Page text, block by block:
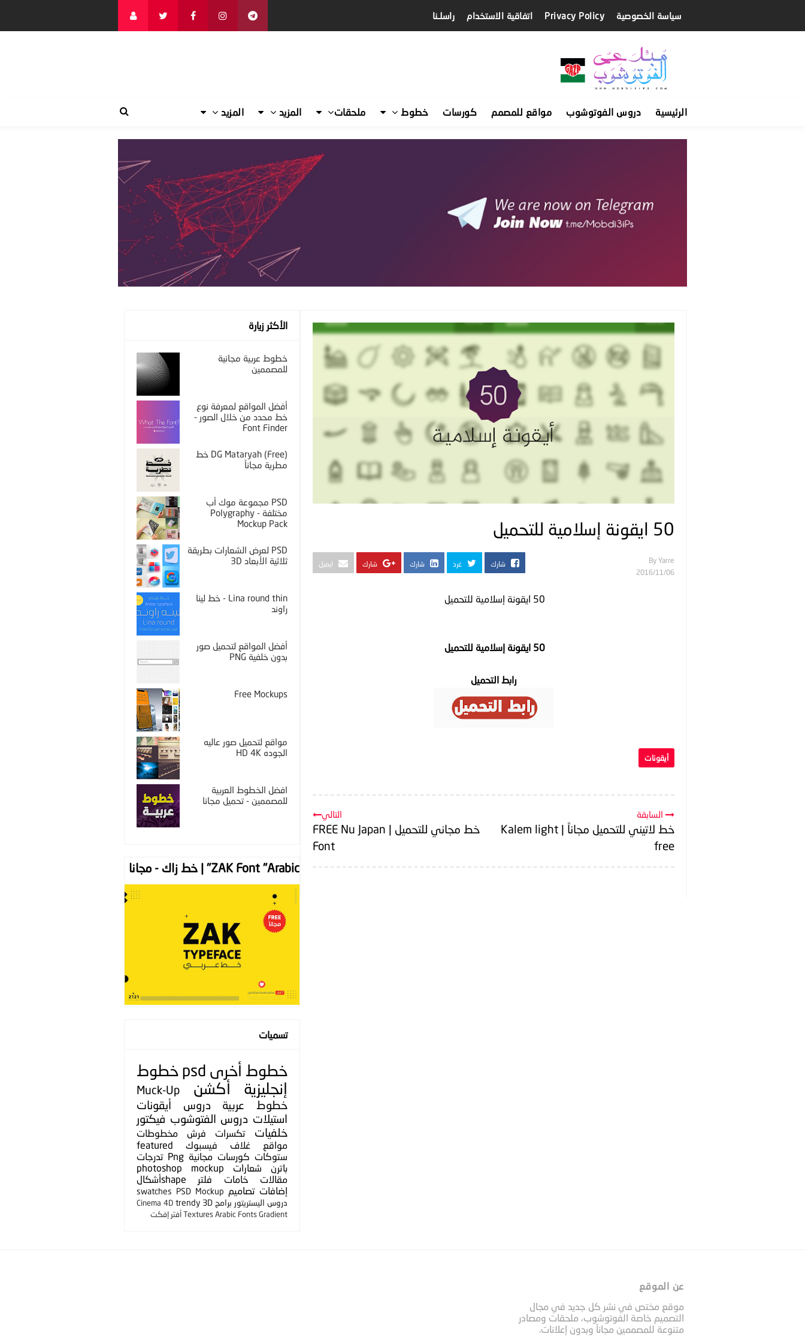
سياسة الخصوصية Privacy Policy اتفاقية الاستخدام راسلـنا
الرئيسية دروس الفوتوشوب مواقع للمصمم كورسات خطوط ملحقات المزيد المزيد
50 ايقونة إسلامية للتحميل
By Yarre
06‏/11‏/2016
شارك غرد شارك شارك ايميل
50 ايقونة إسلامية للتحميل
50 ايقونة إسلامية للتحميل
رابط التحميل
أيقونات
التالي
خط مجاني للتحميل | FREE Nu Japan
Font
السابقة
خط لاتيني للتحميل مجاناً | Kalem light
free
الأكثر زيارة
خطوط عربية مجانية
للمصممين
أفضل المواقع لمعرفة نوع
خط محدد من خلال الصور -
Font Finder
DG Mataryah (Free) خط
مطرية مجاناً
PSD مجموعة موك أب
مختلفة - Polygraphy
Mockup Pack
PSD لعرض الشعارات بطريقة
ثلاثية الأبعاد 3D
Lina round thin - خط لينا
راوند
أفضل المواقع لتحميل صور
بدون خلفية PNG
Free Mockups
مواقع لتحميل صور عاليه
الجوده HD 4K
افضل الخطوط العربية
للمصممين - تحميل مجانا
ZAK Font "Arabic" | خط زاك - مجانا
تسميات
خطوط أخرى psd خطوط
إنجليزية
أكشن
Muck-Up
خطوط عربية
دروس
أيقونات
استيلات دروس الفتوشوب فيكتور
خلفيات
تكسرات فرش
مخطوطات
مواقع
غلاف فيسبوك
featured
ستوكات كورسات مجانية Png تدرجات
باترن
شعارات
photoshop mockup
مقالات
خامات فلتر
shapeأشكال
إضافات تصاميم PSD Mockup
swatches
دروس اليستريتور برامج 3D
trendy
Cinema 4D
Gradient
Arabic Fonts
Texturesأفتر إفكت
عن الموقع
موقع مختص في نشر كل جديد في مجال
التصميم خاصة الفوتوشوب، ملحقات ومصادر
متنوعة للمصممين مجاناً وبدون إعلانات.